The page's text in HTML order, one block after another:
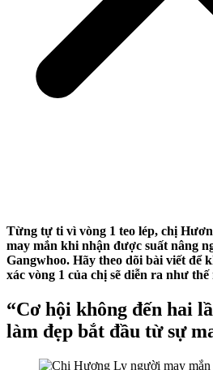
Từng tự ti vì vòng 1 teo lép, chị
may mắn khi nhận được suất nâng
Gangwhoo. Hãy theo dõi bài viết để
xác vòng 1 của chị sẽ diễn ra như thế
“Cơ hội không đến hai
làm đẹp bắt đầu từ sự